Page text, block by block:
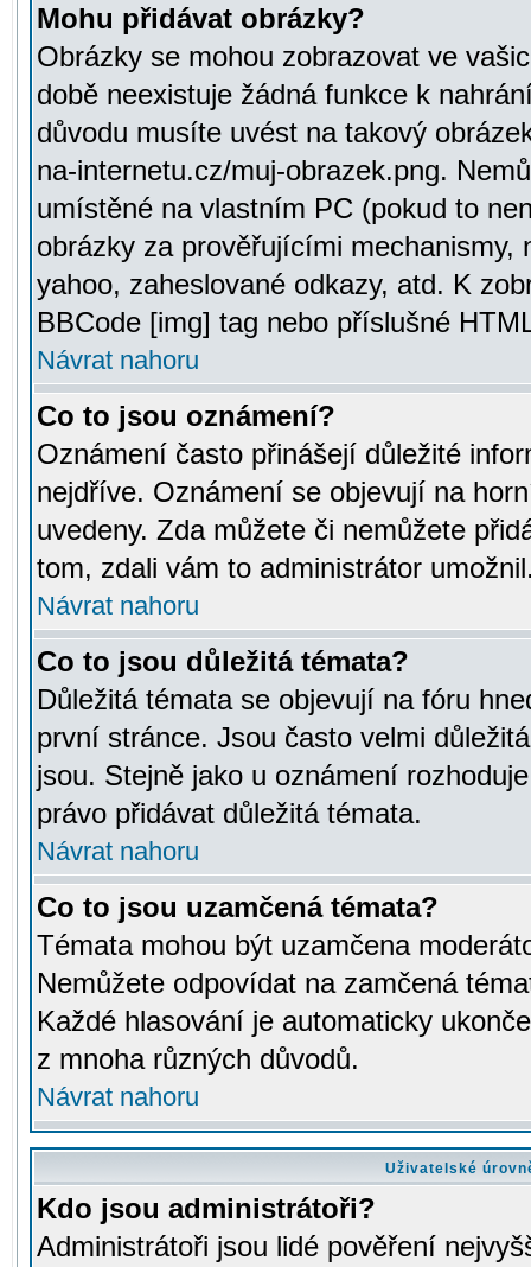
Mohu přidávat obrázky?
Obrázky se mohou zobrazovat ve
době neexistuje žádná funkce k
důvodu musíte uvést na takový
na-internetu.cz/muj-obrazek.png.
umístěné na vlastním PC (pokud to
obrázky za prověřujícími mechanismy,
yahoo, zaheslované odkazy, atd. K
BBCode [img] tag nebo příslušné
Návrat nahoru
Co to jsou oznámení?
Oznámení často přinášejí důležité
nejdříve. Oznámení se objevují na
uvedeny. Zda můžete či nemůžete
tom, zdali vám to administrátor
Návrat nahoru
Co to jsou důležitá témata?
Důležitá témata se objevují na fóru
první stránce. Jsou často velmi
jsou. Stejně jako u oznámení
právo přidávat důležitá témata.
Návrat nahoru
Co to jsou uzamčená témata?
Témata mohou být uzamčena
Nemůžete odpovídat na zamčená
Každé hlasování je automaticky
z mnoha různých důvodů.
Návrat nahoru
Uživatelské
Kdo jsou administrátoři?
Administrátoři jsou lidé pověření